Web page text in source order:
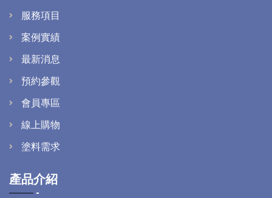
服務項目
案例實績
最新消息
預約參觀
會員專區
線上購物
塗料需求
產品介紹